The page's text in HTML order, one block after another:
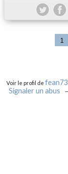
1
Voir le profil defean73
Signaler un abus